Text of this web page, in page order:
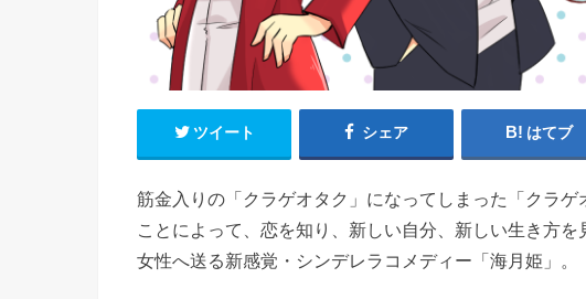
ツイート シェア はてブ
筋金入りの「クラゲオタク」になってしまった「クラ
ことによって、恋を知り、新しい自分、新しい生き方
女性へ送る新感覚・シンデレラコメディー「海月姫」。